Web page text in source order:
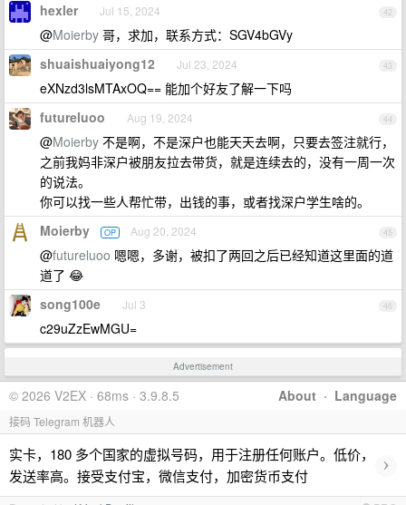
42
hexler Jul 15, 2024
@Moierby 哥，求加，联系方式：SGV4bGVy
43
shuaishuaiyong12 Jul 23, 2024
eXNzd3lsMTAxOQ== 能加个好友了解一下吗
44
futureluoo Aug 19, 2024
@Moierby 不是啊，不是深户也能天天去啊，只要去签注就行，
之前我妈非深户被朋友拉去带货，就是连续去的，没有一周一次
的说法。
你可以找一些人帮忙带，出钱的事，或者找深户学生啥的。
45
Moierby OP Aug 20, 2024
@futureluoo 嗯嗯，多谢，被扣了两回之后已经知道这里面的道
道了 😂
46
song100e Jul 3
c29uZzEwMGU=
Advertisement
About · Language
© 2026 V2EX · 68ms · 3.9.8.5
接码 Telegram 机器人
实卡，180 多个国家的虚拟号码，用于注册任何账户。低价，
发送率高。接受支付宝，微信支付，加密货币支付
›